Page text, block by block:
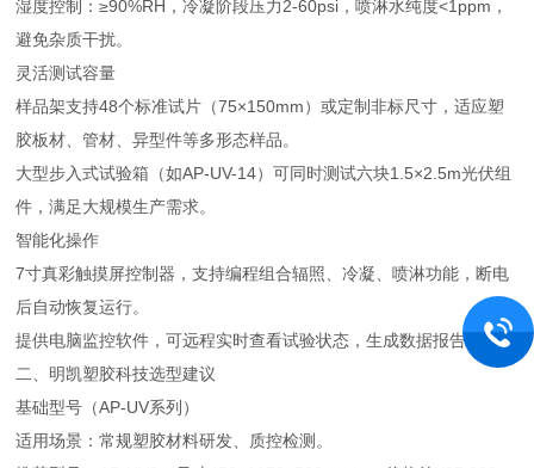
湿度控制：≥90%RH，冷凝阶段压力2-60psi，喷淋水纯度<1ppm，
避免杂质干扰。
灵活测试容量
样品架支持48个标准试片（75×150mm）或定制非标尺寸，适应塑
胶板材、管材、异型件等多形态样品。
大型步入式试验箱（如AP-UV-14）可同时测试六块1.5×2.5m光伏组
件，满足大规模生产需求。
智能化操作
7寸真彩触摸屏控制器，支持编程组合辐照、冷凝、喷淋功能，断电
后自动恢复运行。
提供电脑监控软件，可远程实时查看试验状态，生成数据报告。
二、明凯塑胶科技选型建议
基础型号（AP-UV系列）
适用场景：常规塑胶材料研发、质控检测。